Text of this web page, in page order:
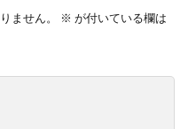
ません。 ※ が付いている欄は